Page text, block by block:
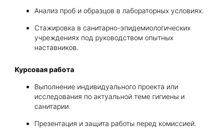
Анализ проб и образцов в лабораторных условиях.
Стажировка в санитарно-эпидемиологических
учреждениях под руководством опытных
наставников.
Курсовая работа
Выполнение индивидуального проекта или
исследования по актуальной теме гигиены и
санитарии.
Презентация и защита работы перед комиссией.